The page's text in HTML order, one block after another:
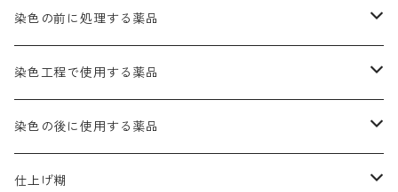
染料一覧ー100g入り
黒色系
ブルーMB（定番の色合い）
バイオレットMFB
緑色系
ダークグリンMG（定番の色合い）
グリーンMB｜緑色
茶色系
ダークブロンMFB｜こげ茶色
ブロンHNR｜こげ茶色
黒色系
ブラックMK（赤みの黒色）
白色系（定番の色合い）
カッチ｜茶系
霧島産・晩秋茶｜黄金色（赤みの黄色）｜準備中
ハイドロサルファイトコンク
45cm×45cm（ハンカチ）｜端の始末も綿糸｜タグなし
54cm×54cm（バンダナ）｜端の始末も綿糸｜タグなし
ローダミンB｜赤紫色｜マゼンダ色
酸性剤
ソーダ灰｜アルカリ性のPH調整剤
硫酸第一鉄｜鉄媒染剤
刷毛
摺込み刷毛（スリコミハケ）ー夏毛（硬いタイプ）
摺込み刷毛（スリコミハケ）ー冬毛（柔らかいタイプ）
ローケツ筆
ローケツ用筆｜1本～販売
ローケツ用筆ー10%off｜20本セットお取り寄せ品
洋型紙（9番手｜中薄口、10番手｜中厚口）
有償サンプル品｜約20cm×27cm
張木｜入荷待ち
染色の前に処理する薬品
精練剤｜汚れ落とし剤｜針状マルセル石鹸
糊落とし剤｜ソルベンCA
濃染処理剤｜ソルバックスPS－900
染色工程で使用する薬品
染料の吸収促進剤
酢酸｜絹・羊毛・ナイロンに使用する
染料のムラ染め抑制剤（均染剤）
染色の後に使用する薬品
ソーピング剤｜未定着の染料を除去すること
仕上げ糊